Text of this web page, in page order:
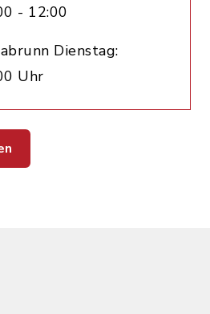
- 12:00
Dienstag:
Uhr